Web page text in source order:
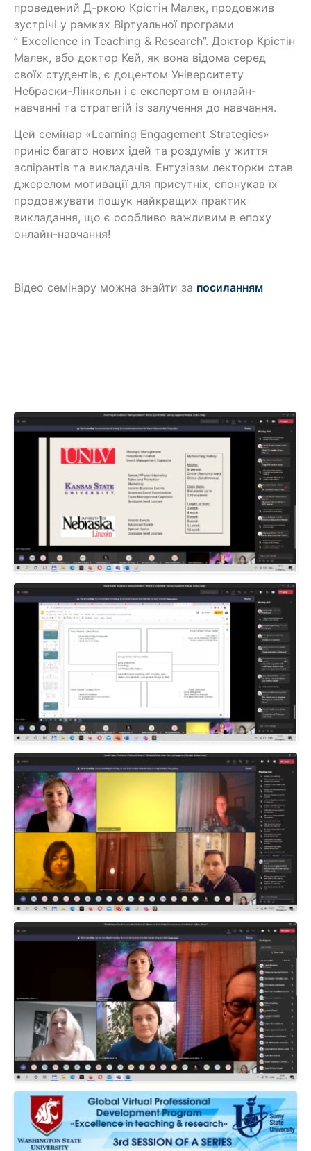
проведений Д-ркою Крістін Малек, продовжив
зустрічі у рамках Віртуальної програми
” Excellence in Teaching & Research”. Доктор Крістін
Малек, або доктор Кей, як вона відома серед
своїх студентів, є доцентом Університету
Небраски-Лінкольн і є експертом в онлайн-
навчанні та стратегій із залучення до навчання.
Цей семінар «Learning Engagement Strategies»
приніс багато нових ідей та роздумів у життя
аспірантів та викладачів. Ентузіазм лекторки став
джерелом мотивації для присутніх, спонукав їх
продовжувати пошук найкращих практик
викладання, що є особливо важливим в епоху
онлайн-навчання!
Відео семінару можна знайти за посиланням